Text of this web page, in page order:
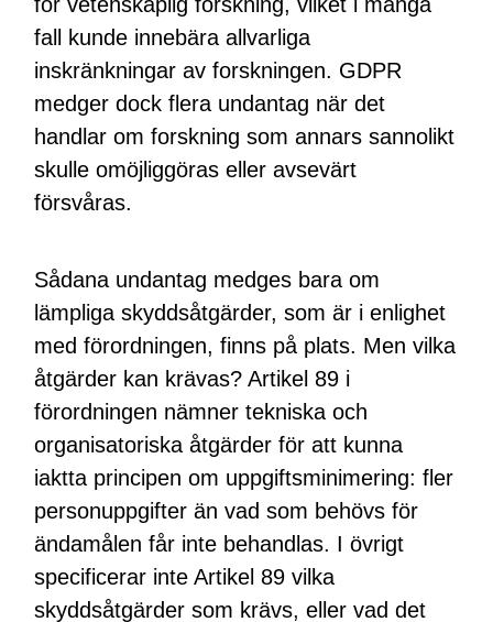
fall kunde innebära allvarliga
inskränkningar av forskningen. GDPR
medger dock flera undantag när det
handlar om forskning som annars sannolikt
skulle omöjliggöras eller avsevärt
försvåras.
Sådana undantag medges bara om
lämpliga skyddsåtgärder, som är i enlighet
med förordningen, finns på plats. Men vilka
åtgärder kan krävas? Artikel 89 i
förordningen nämner tekniska och
organisatoriska åtgärder för att kunna
iaktta principen om uppgiftsminimering: fler
personuppgifter än vad som behövs för
ändamålen får inte behandlas. I övrigt
specificerar inte Artikel 89 vilka
skyddsåtgärder som krävs, eller vad det